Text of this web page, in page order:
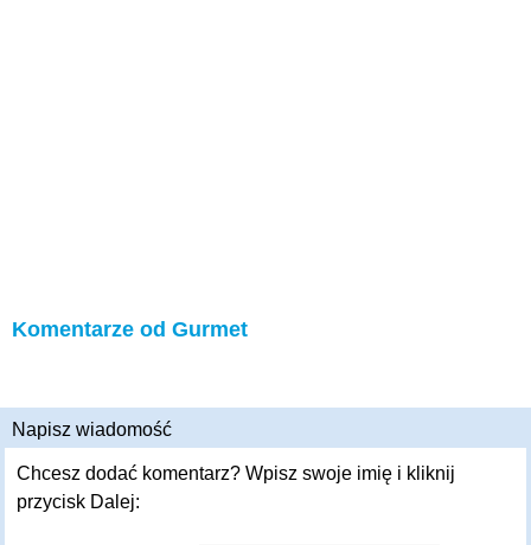
Komentarze od Gurmet
Napisz wiadomość
Chcesz dodać komentarz? Wpisz swoje imię i kliknij
przycisk Dalej: